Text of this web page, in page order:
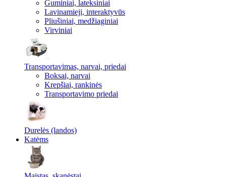
Guminiai, lateksiniai
Lavinamieji, interaktyvūs
Pliušiniai, medžiaginiai
Virviniai
Transportavimas, narvai, priedai
Boksai, narvai
Krepšiai, rankinės
Transportavimo priedai
Durelės (landos)
Katėms